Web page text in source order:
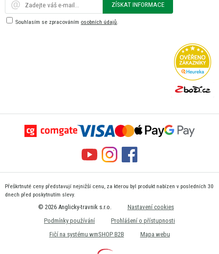
ZÍSKAT INFORMACE
Souhlasím se zpracováním osobních údajů
Přeškrtnuté ceny představují nejnižší cenu, za kterou byl produkt nabízen v posledních 30
dnech před poskytnutím slevy.
© 2026 Anglicky-travnik s.r.o.
Nastavení cookies
Podmínky používání
Prohlášení o přístupnosti
Fičí na systému wmSHOP B2B
Mapa webu